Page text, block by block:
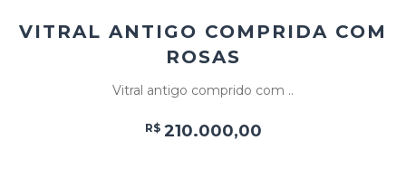
VITRAL ANTIGO COMPRIDA COM
ROSAS
Vitral antigo comprido com ..
R$ 210.000,00